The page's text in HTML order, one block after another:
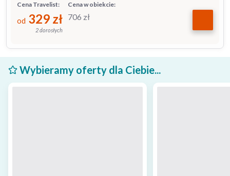
Cena w obiekcie:
706 zł
Cena Travelist:
od 329 zł
2 dorosłych
Wybieramy oferty dla Ciebie...